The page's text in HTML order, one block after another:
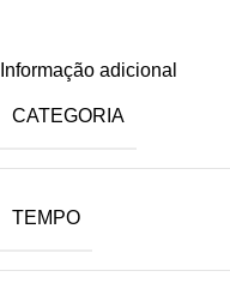
Informação adicional
CATEGORIA
TEMPO